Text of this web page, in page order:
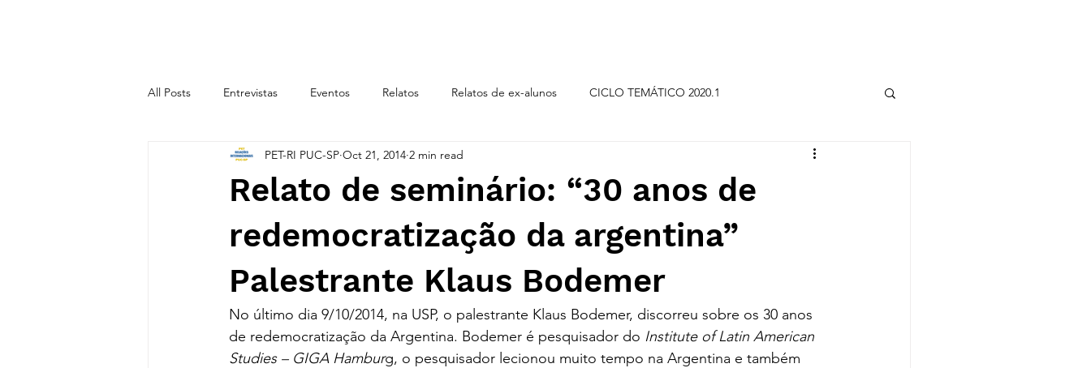
All Posts Entrevistas Eventos Relatos Relatos de ex-alunos CICLO TEMÁTICO 2020.1
CICLO TEMÁTICO 2020.2 CICLO TEMÁTICO 2019.2
Relato de seminário: “30 anos de
redemocratização da argentina”
Palestrante Klaus Bodemer
PET-RI PUC-SP Oct 21, 2014 2 min read
No último dia 9/10/2014, na USP, o palestrante Klaus Bodemer, discorreu sobre os 30 anos
de redemocratização da Argentina. Bodemer é pesquisador do Institute of Latin American
Studies – GIGA Hamburg, o pesquisador lecionou muito tempo na Argentina e também